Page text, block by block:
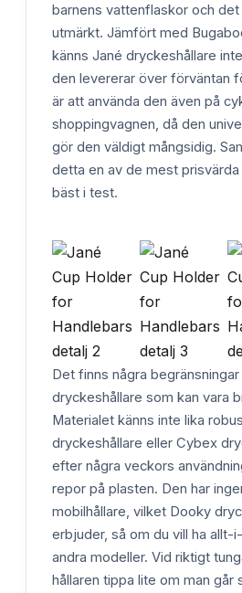
barnens vattenflaskor och
utmärkt. Jämfört med
känns Jané dryckeshållare
den levererar över förväntan
är att använda den även på
shoppingvagnen, då den
gör den väldigt mångsidig.
detta en av de mest
bäst i test.
Det finns några
dryckeshållare som kan vara
Materialet känns inte lika
dryckeshållare eller Cybex
efter några veckors
repor på plasten. Den har
mobilhållare, vilket Dooky
erbjuder, så om du vill ha allt-
andra modeller. Vid riktigt
hållaren tippa lite om man går